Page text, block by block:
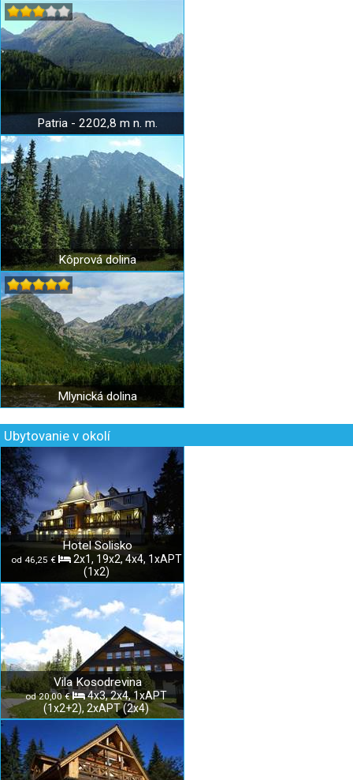
Patria - 2202,8 m n. m.
Kôprová dolina
Mlynická dolina
Ubytovanie v okolí
Hotel Solisko
od 46,25 €
2x1, 19x2, 4x4, 1xAPT
(1x2)
Vila Kosodrevina
od 20,00 €
4x3, 2x4, 1xAPT
(1x2+2), 2xAPT (2x4)